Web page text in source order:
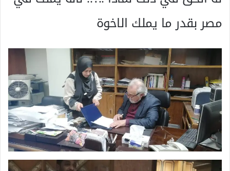
مصر بقدر ما يملك الاخوة